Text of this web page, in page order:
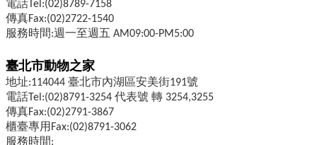
電話Tel:(02)8789-7158
傳真Fax:(02)2722-1540
服務時間:週一至週五 AM09:00-PM5:00
臺北市動物之家
地址:114044 臺北市內湖區安美街191號
電話Tel:(02)8791-3254 代表號 轉 3254,3255
傳真Fax:(02)2791-3867
櫃臺專用Fax:(02)8791-3062
服務時間: